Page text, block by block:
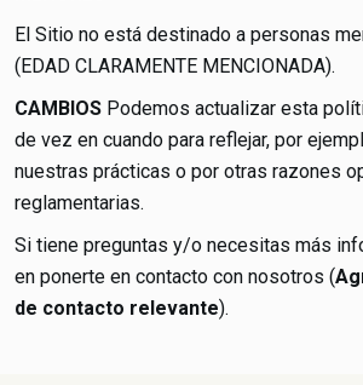
El Sitio no está destinado a personas
(EDAD CLARAMENTE MENCIONADA).
CAMBIOS Podemos actualizar esta
de vez en cuando para reflejar, por
nuestras prácticas o por otras razones
reglamentarias.
Si tiene preguntas y/o necesitas más
en ponerte en contacto con nosotros (
de contacto relevante).